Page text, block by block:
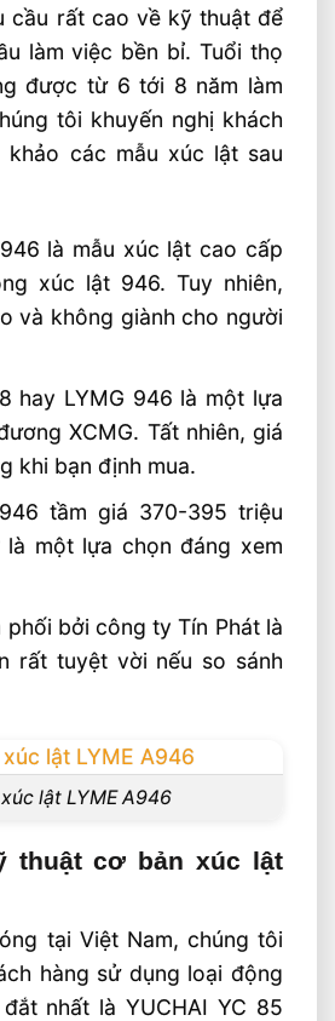
cầu rất cao về kỹ thuật để
làm việc bền bỉ. Tuổi thọ
được từ 6 tới 8 năm làm
tôi khuyến nghị khách
khảo các mẫu xúc lật sau
là mẫu xúc lật cao cấp
xúc lật 946. Tuy nhiên,
và không giành cho người
hay LYMG 946 là một lựa
XCMG. Tất nhiên, giá
khi bạn định mua.
tầm giá 370-395 triệu
một lựa chọn đáng xem
phối bởi công ty Tín Phát là
rất tuyệt vời nếu so sánh
lật LYME A946
thuật cơ bản xúc lật
tại Việt Nam, chúng tôi
hàng sử dụng loại động
nhất là YUCHAI YC 85